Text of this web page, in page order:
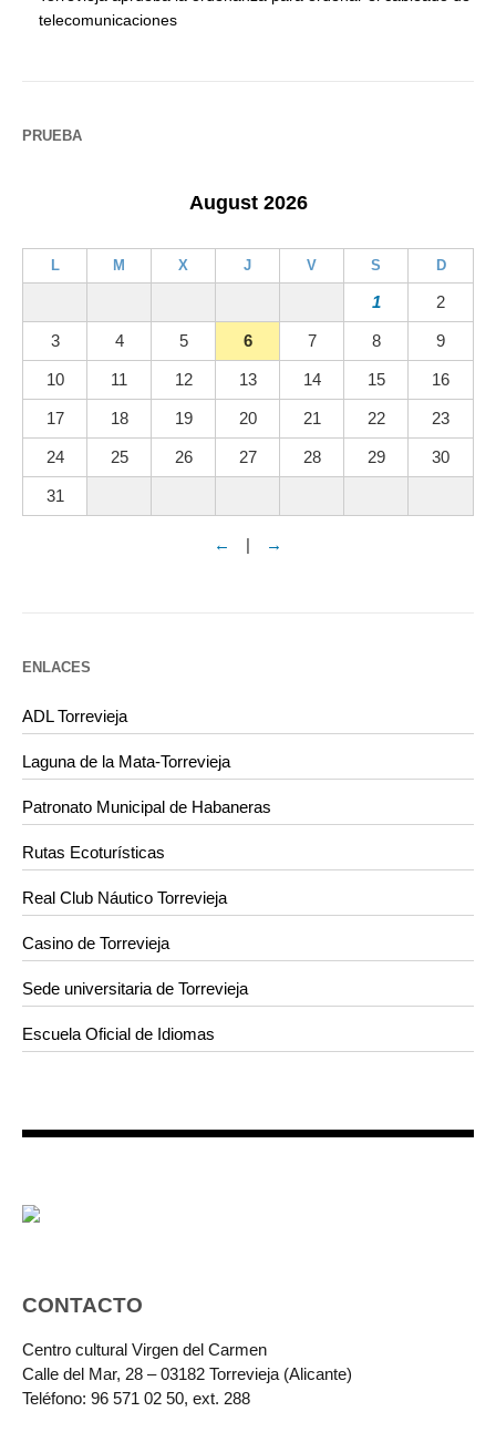
telecomunicaciones
PRUEBA
August 2026
L M X J V S D
1 2
3 4 5 6 7 8 9
10 11 12 13 14 15 16
17 18 19 20 21 22 23
24 25 26 27 28 29 30
31
← | →
ENLACES
ADL Torrevieja
Laguna de la Mata-Torrevieja
Patronato Municipal de Habaneras
Rutas Ecoturísticas
Real Club Náutico Torrevieja
Casino de Torrevieja
Sede universitaria de Torrevieja
Escuela Oficial de Idiomas
CONTACTO
Centro cultural Virgen del Carmen
Calle del Mar, 28 – 03182 Torrevieja (Alicante)
Teléfono: 96 571 02 50, ext. 288